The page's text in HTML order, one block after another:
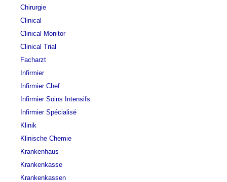
Lehrstellen
inserieren
Chirurgie
Clinical
Clinical Monitor
Clinical Trial
Facharzt
Infirmier
Infirmier Chef
Infirmier Soins Intensifs
Infirmier Spécialisé
Klinik
Klinische Chemie
Krankenhaus
Krankenkasse
Krankenkassen